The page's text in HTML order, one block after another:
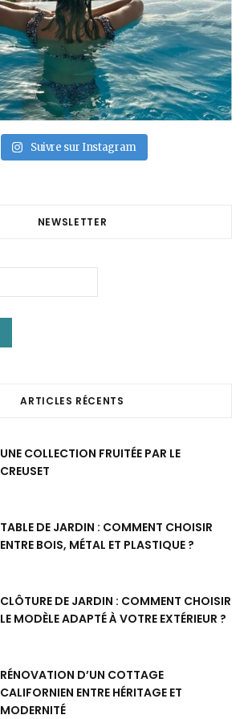
Suivre sur Instagram
NEWSLETTER
ARTICLES RÉCENTS
UNE COLLECTION FRUITÉE PAR LE
CREUSET
TABLE DE JARDIN : COMMENT CHOISIR
ENTRE BOIS, MÉTAL ET PLASTIQUE ?
CLÔTURE DE JARDIN : COMMENT CHOISIR
LE MODÈLE ADAPTÉ À VOTRE EXTÉRIEUR ?
RÉNOVATION D’UN COTTAGE
CALIFORNIEN ENTRE HÉRITAGE ET
MODERNITÉ